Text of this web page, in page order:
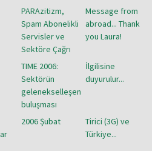
PARAzitizm,
Spam Abonelikli
Servisler ve
Sektöre Çağrı
Message from
abroad... Thank
you Laura!
TIME 2006:
Sektörün
gelenekselleşen
buluşması
İlgilisine
duyurulur...
2006 Şubat
Tirici (3G) ve
Türkiye...